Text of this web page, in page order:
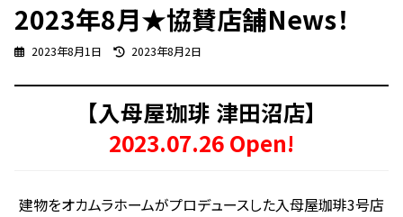
2023年8月★協賛店舗News！
2023年8月1日
最
更
日
:
2023年8月2日
【入母屋珈琲 津田沼店】
2023.07.26 Open!
建物をオカムラホームがプロデュースした入母屋珈琲3号店